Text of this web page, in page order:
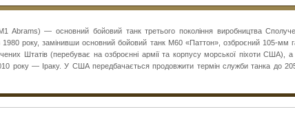
Abrams) — основний бойовий танк третього покоління виробництва
року, замінивши основний бойовий танк M60 «Паттон», озброєний 105-
Штатів (перебуває на озброєнні армії та корпусу морської піхоти США), а
року — Іраку. У США передбачається продовжити термін служби танка до